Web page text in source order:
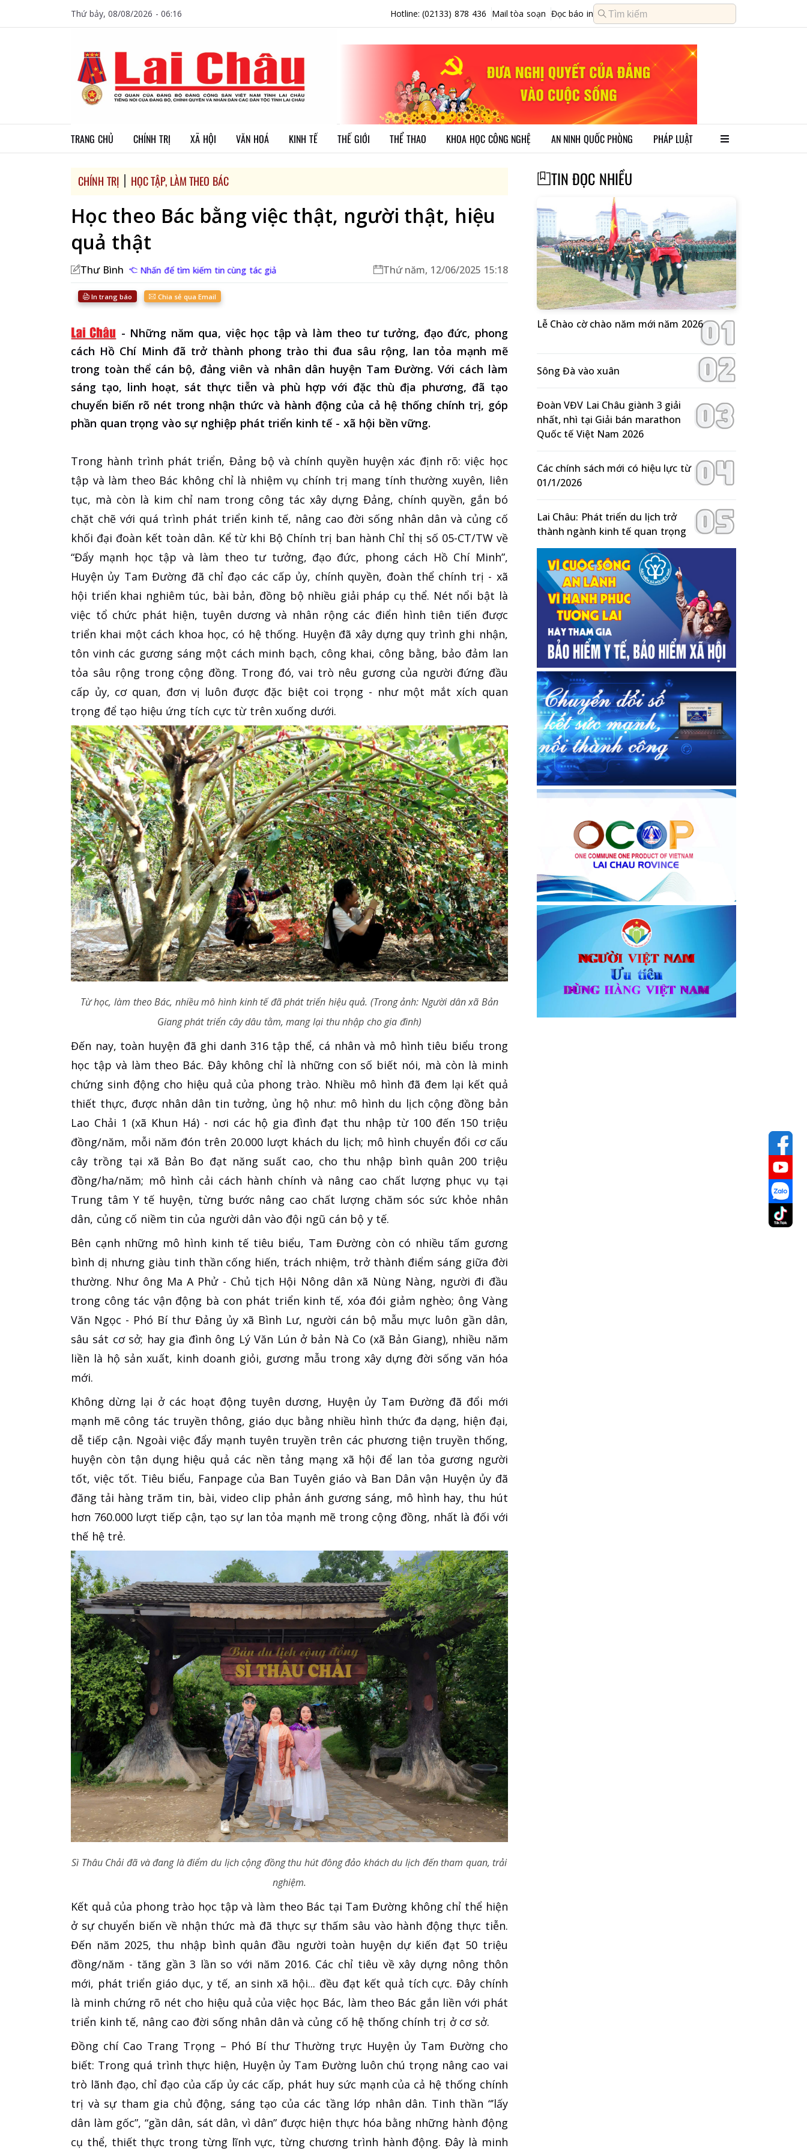
Thứ bảy, 08/08/2026 - 06:16 Hotline: (02133) 878 436 Mail tòa soạn Đọc báo in
TRANG CHỦ CHÍNH TRỊ XÃ HỘI VĂN HOÁ KINH TẾ THẾ GIỚI THỂ THAO KHOA HỌC CÔNG NGHỆ AN NINH QUỐC PHÒNG PHÁP LUẬT
CHÍNH TRỊ HỌC TẬP, LÀM THEO BÁC
Học theo Bác bằng việc thật, người thật, hiệu
quả thật
Thư Bình Nhấn để tìm kiếm tin cùng tác giả Thứ năm, 12/06/2025 15:18
In trang báo Chia sẻ qua Email
- Những năm qua, việc học tập và làm theo tư tưởng, đạo đức, phong
cách Hồ Chí Minh đã trở thành phong trào thi đua sâu rộng, lan tỏa mạnh mẽ
trong toàn thể cán bộ, đảng viên và nhân dân huyện Tam Đường. Với cách làm
sáng tạo, linh hoạt, sát thực tiễn và phù hợp với đặc thù địa phương, đã tạo
chuyển biến rõ nét trong nhận thức và hành động của cả hệ thống chính trị, góp
phần quan trọng vào sự nghiệp phát triển kinh tế - xã hội bền vững.
Trong hành trình phát triển, Đảng bộ và chính quyền huyện xác định rõ: việc học
tập và làm theo Bác không chỉ là nhiệm vụ chính trị mang tính thường xuyên, liên
tục, mà còn là kim chỉ nam trong công tác xây dựng Đảng, chính quyền, gắn bó
chặt chẽ với quá trình phát triển kinh tế, nâng cao đời sống nhân dân và củng cố
khối đại đoàn kết toàn dân. Kể từ khi Bộ Chính trị ban hành Chỉ thị số 05-CT/TW về
“Đẩy mạnh học tập và làm theo tư tưởng, đạo đức, phong cách Hồ Chí Minh”,
Huyện ủy Tam Đường đã chỉ đạo các cấp ủy, chính quyền, đoàn thể chính trị - xã
hội triển khai nghiêm túc, bài bản, đồng bộ nhiều giải pháp cụ thể. Nét nổi bật là
việc tổ chức phát hiện, tuyên dương và nhân rộng các điển hình tiên tiến được
triển khai một cách khoa học, có hệ thống. Huyện đã xây dựng quy trình ghi nhận,
tôn vinh các gương sáng một cách minh bạch, công khai, công bằng, bảo đảm lan
tỏa sâu rộng trong cộng đồng. Trong đó, vai trò nêu gương của người đứng đầu
cấp ủy, cơ quan, đơn vị luôn được đặc biệt coi trọng - như một mắt xích quan
trọng để tạo hiệu ứng tích cực từ trên xuống dưới.
Từ học, làm theo Bác, nhiều mô hình kinh tế đã phát triển hiệu quả. (Trong ảnh: Người dân xã Bản
Giang phát triển cây dâu tằm, mang lại thu nhập cho gia đình)
Đến nay, toàn huyện đã ghi danh 316 tập thể, cá nhân và mô hình tiêu biểu trong
học tập và làm theo Bác. Đây không chỉ là những con số biết nói, mà còn là minh
chứng sinh động cho hiệu quả của phong trào. Nhiều mô hình đã đem lại kết quả
thiết thực, được nhân dân tin tưởng, ủng hộ như: mô hình du lịch cộng đồng bản
Lao Chải 1 (xã Khun Há) - nơi các hộ gia đình đạt thu nhập từ 100 đến 150 triệu
đồng/năm, mỗi năm đón trên 20.000 lượt khách du lịch; mô hình chuyển đổi cơ cấu
cây trồng tại xã Bản Bo đạt năng suất cao, cho thu nhập bình quân 200 triệu
đồng/ha/năm; mô hình cải cách hành chính và nâng cao chất lượng phục vụ tại
Trung tâm Y tế huyện, từng bước nâng cao chất lượng chăm sóc sức khỏe nhân
dân, củng cố niềm tin của người dân vào đội ngũ cán bộ y tế.
Bên cạnh những mô hình kinh tế tiêu biểu, Tam Đường còn có nhiều tấm gương
bình dị nhưng giàu tinh thần cống hiến, trách nhiệm, trở thành điểm sáng giữa đời
thường. Như ông Ma A Phử - Chủ tịch Hội Nông dân xã Nùng Nàng, người đi đầu
trong công tác vận động bà con phát triển kinh tế, xóa đói giảm nghèo; ông Vàng
Văn Ngọc - Phó Bí thư Đảng ủy xã Bình Lư, người cán bộ mẫu mực luôn gần dân,
sâu sát cơ sở; hay gia đình ông Lý Văn Lún ở bản Nà Co (xã Bản Giang), nhiều năm
liền là hộ sản xuất, kinh doanh giỏi, gương mẫu trong xây dựng đời sống văn hóa
mới.
Không dừng lại ở các hoạt động tuyên dương, Huyện ủy Tam Đường đã đổi mới
mạnh mẽ công tác truyền thông, giáo dục bằng nhiều hình thức đa dạng, hiện đại,
dễ tiếp cận. Ngoài việc đẩy mạnh tuyên truyền trên các phương tiện truyền thống,
huyện còn tận dụng hiệu quả các nền tảng mạng xã hội để lan tỏa gương người
tốt, việc tốt. Tiêu biểu, Fanpage của Ban Tuyên giáo và Ban Dân vận Huyện ủy đã
đăng tải hàng trăm tin, bài, video clip phản ánh gương sáng, mô hình hay, thu hút
hơn 760.000 lượt tiếp cận, tạo sự lan tỏa mạnh mẽ trong cộng đồng, nhất là đối với
thế hệ trẻ.
Sì Thâu Chải đã và đang là điểm du lịch cộng đồng thu hút đông đảo khách du lịch đến tham quan, trải
nghiệm.
Kết quả của phong trào học tập và làm theo Bác tại Tam Đường không chỉ thể hiện
ở sự chuyển biến về nhận thức mà đã thực sự thấm sâu vào hành động thực tiễn.
Đến năm 2025, thu nhập bình quân đầu người toàn huyện dự kiến đạt 50 triệu
đồng/năm - tăng gần 3 lần so với năm 2016. Các chỉ tiêu về xây dựng nông thôn
mới, phát triển giáo dục, y tế, an sinh xã hội... đều đạt kết quả tích cực. Đây chính
là minh chứng rõ nét cho hiệu quả của việc học Bác, làm theo Bác gắn liền với phát
triển kinh tế, nâng cao đời sống nhân dân và củng cố hệ thống chính trị ở cơ sở.
Đồng chí Cao Trang Trọng – Phó Bí thư Thường trực Huyện ủy Tam Đường cho
biết: Trong quá trình thực hiện, Huyện ủy Tam Đường luôn chú trọng nâng cao vai
trò lãnh đạo, chỉ đạo của cấp ủy các cấp, phát huy sức mạnh của cả hệ thống chính
trị và sự tham gia chủ động, sáng tạo của các tầng lớp nhân dân. Tinh thần “’lấy
dân làm gốc”, “gần dân, sát dân, vì dân” được hiện thực hóa bằng những hành động
cụ thể, thiết thực trong từng lĩnh vực, từng chương trình hành động. Đây là minh
TIN ĐỌC NHIỀU
Lễ Chào cờ chào năm mới năm 2026
Sông Đà vào xuân
Đoàn VĐV Lai Châu giành 3 giải
nhất, nhì tại Giải bán marathon
Quốc tế Việt Nam 2026
Các chính sách mới có hiệu lực từ
01/1/2026
Lai Châu: Phát triển du lịch trở
thành ngành kinh tế quan trọng